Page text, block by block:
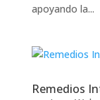
apoyando la...
Remedios